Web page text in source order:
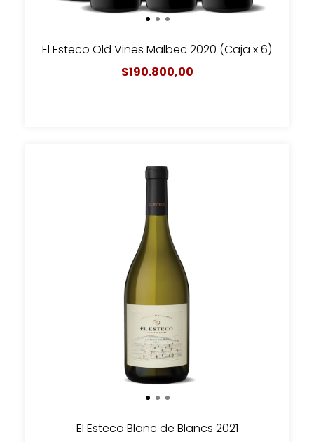
El Esteco Old Vines Malbec 2020 (Caja x 6)
$190.800,00
El Esteco Blanc de Blancs 2021